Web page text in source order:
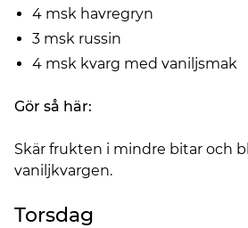
4 msk havregryn
3 msk russin
4 msk kvarg med vaniljsmak
Gör så här:
Skär frukten i mindre bitar och
vaniljkvargen.
Torsdag